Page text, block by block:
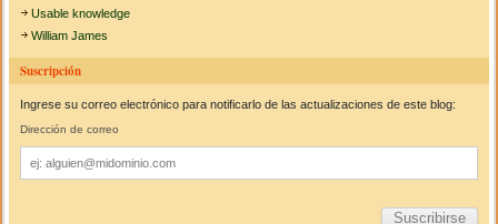
Usable knowledge
William James
Suscripción
Ingrese su correo electrónico para notificarlo de las actualizaciones de este blog:
Dirección de correo
Dirección
de
correo